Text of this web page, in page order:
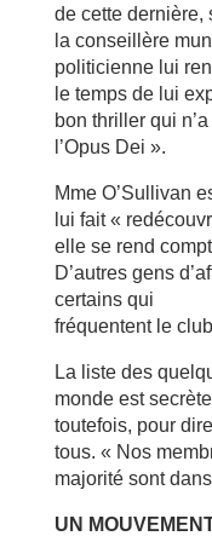
de cette dernière,
la conseillère
politicienne lui
le temps de lui
bon thriller qui
l’Opus Dei ».
Mme O’Sullivan
lui fait «
elle se rend
D’autres gens
certains qui
fréquentent le
La liste des
monde est
toutefois, pour
tous. « Nos
majorité sont
UN